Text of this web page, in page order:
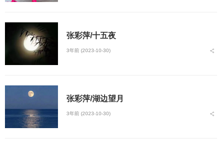
张彩萍/十五夜
3年前 (2023-10-30)
张彩萍/湖边望月
3年前 (2023-10-30)